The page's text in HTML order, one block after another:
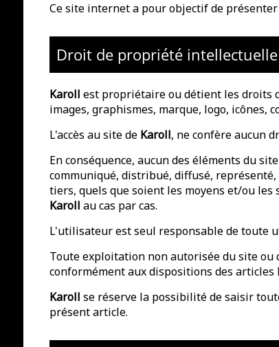
Ce site internet a pour objectif de
Droit de propriété intellectuelle
Karoll est propriétaire ou détient les droits
images, graphismes, marque, logo, icônes,
L'accès au site de Karoll, ne confère aucun
En conséquence, aucun des éléments du
communiqué, distribué, diffusé,
tiers, quels que soient les moyens et/ou
Karoll au cas par cas.
L'utilisateur est seul responsable de toute
Toute exploitation non autorisée du site
conformément aux dispositions des
Karoll se réserve la possibilité de saisir
présent article.